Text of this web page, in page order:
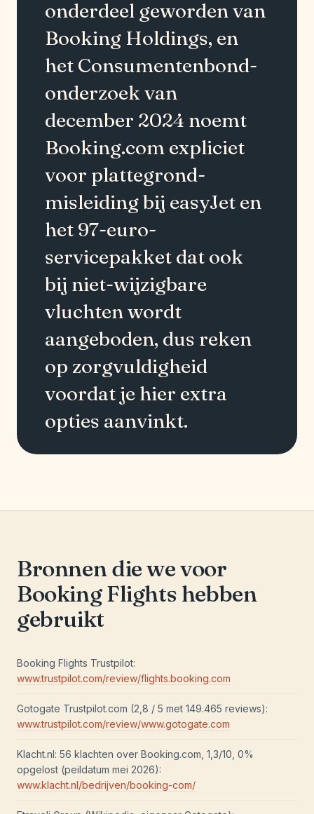
onderdeel geworden van
Booking Holdings, en
het Consumentenbond-
onderzoek van
december 2024 noemt
Booking.com expliciet
voor plattegrond-
misleiding bij easyJet en
het 97-euro-
servicepakket dat ook
bij niet-wijzigbare
vluchten wordt
aangeboden, dus reken
op zorgvuldigheid
voordat je hier extra
opties aanvinkt.
Bronnen die we voor
Booking Flights hebben
gebruikt
Booking Flights Trustpilot:
www.trustpilot.com/review/flights.booking.com
Gotogate Trustpilot.com (2,8 / 5 met 149.465 reviews):
www.trustpilot.com/review/www.gotogate.com
Klacht.nl: 56 klachten over Booking.com, 1,3/10, 0%
opgelost (peildatum mei 2026):
www.klacht.nl/bedrijven/booking-com/